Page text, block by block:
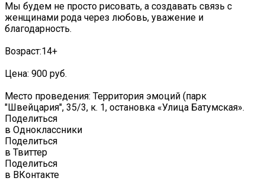
Мы будем не просто рисовать, а создавать связь с
женщинами рода через любовь, уважение и
благодарность.
Возраст:14+
Цена: 900 руб.
Место проведения: Территория эмоций (парк
"Швейцария", 35/3, к. 1, остановка «Улица Батумская».
Поделиться
в Одноклассники
Поделиться
в Твиттер
Поделиться
в ВКонтакте